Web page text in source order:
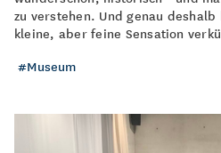
zu verstehen. Und genau
kleine, aber feine Sensation
Museum